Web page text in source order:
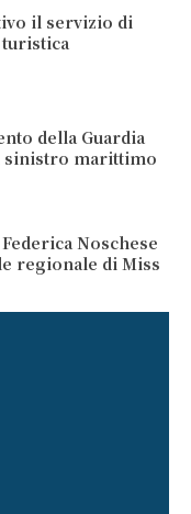
il servizio di
della Guardia
sinistro marittimo
Noschese
regionale di Miss